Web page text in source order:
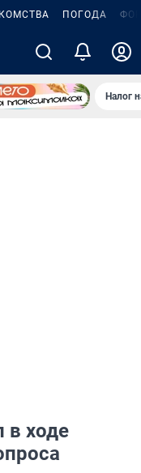
ПОГОДА
Налог
в ходе